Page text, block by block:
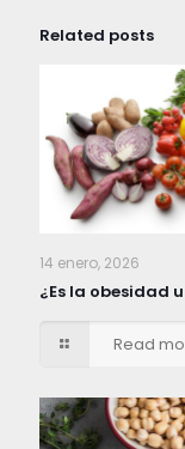
Related posts
14 enero, 2026
¿Es la obesidad
Read